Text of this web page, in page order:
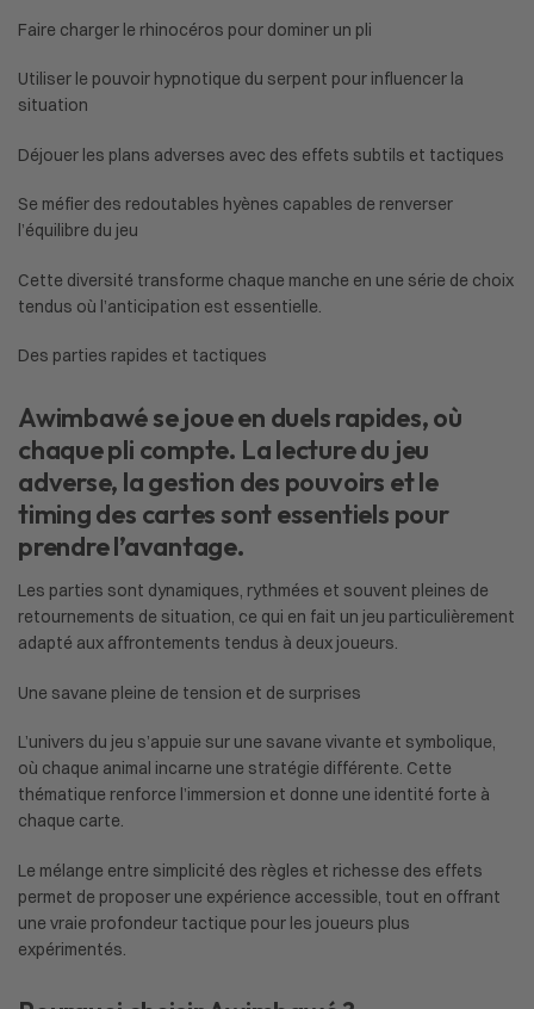
Faire charger le rhinocéros pour dominer un pli
Utiliser le pouvoir hypnotique du serpent pour influencer la
situation
Déjouer les plans adverses avec des effets subtils et tactiques
Se méfier des redoutables hyènes capables de renverser
l’équilibre du jeu
Cette diversité transforme chaque manche en une série de choix
tendus où l’anticipation est essentielle.
Des parties rapides et tactiques
Awimbawése joue en duels rapides, où
chaque pli compte. La lecture du jeu
adverse, la gestion des pouvoirs et le
timing des cartes sont essentiels pour
prendre l’avantage.
Les parties sont dynamiques, rythmées et souvent pleines de
retournements de situation, ce qui en fait un jeu particulièrement
adapté aux affrontements tendus à deux joueurs.
Une savane pleine de tension et de surprises
L’univers du jeu s’appuie sur une savane vivante et symbolique,
où chaque animal incarne une stratégie différente. Cette
thématique renforce l’immersion et donne une identité forte à
chaque carte.
Le mélange entre simplicité des règles et richesse des effets
permet de proposer une expérience accessible, tout en offrant
une vraie profondeur tactique pour les joueurs plus
expérimentés.